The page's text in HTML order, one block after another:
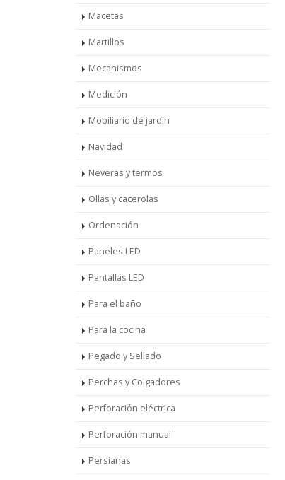
Macetas
Martillos
Mecanismos
Medición
Mobiliario de jardín
Navidad
Neveras y termos
Ollas y cacerolas
Ordenación
Paneles LED
Pantallas LED
Para el baño
Para la cocina
Pegado y Sellado
Perchas y Colgadores
Perforación eléctrica
Perforación manual
Persianas